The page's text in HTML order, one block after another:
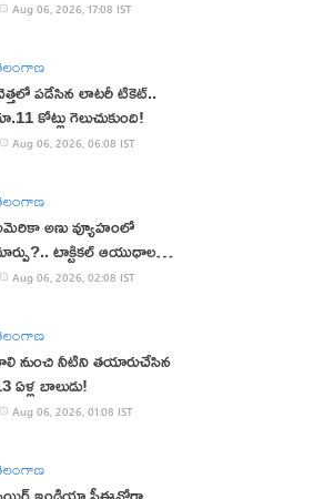
Aug 06, 2026, 17:08 IST
పడేసిన లాటరీ టికెట్..
కోట్లు గెలుచుకుంది!
Aug 06, 2026, 06:08 IST
అణు వ్యూహంలో
టాక్టికల్ ఆయుధాలకు
ప్రాధాన్యం!
Aug 06, 2026, 02:08 IST
నుంచి నీటిని తయారుచేసిన
ఏళ్ల బాలుడు!
Aug 06, 2026, 01:08 IST